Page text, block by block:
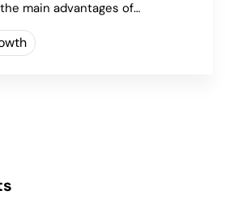
main advantages of…